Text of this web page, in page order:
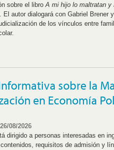
sobre el libroA mi hijo lo maltratan y
El autor dialogará con Gabriel Brener
de los vínculos entre
sobre la
en Economía
08/2026
dirigido a personas interesadas en
requisitos de admisión y